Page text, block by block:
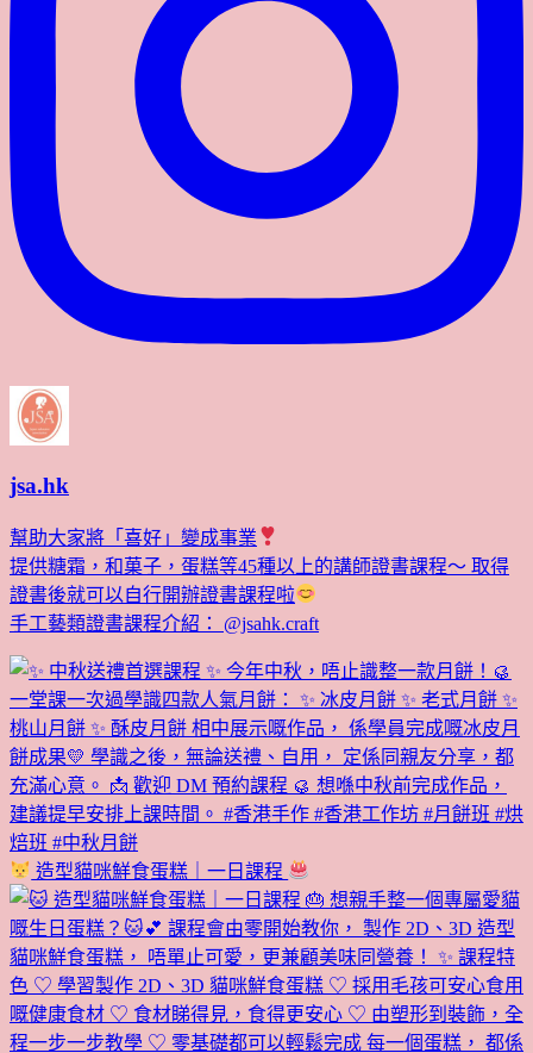
jsa.hk
幫助大家將「喜好」變成事業
提供糖霜，和菓子，蛋糕等45種以上的講師證書課程～ 取得
證書後就可以自行開辦證書課程啦
手工藝類證書課程介紹： @jsahk.craft
造型貓咪鮮食蛋糕｜一日課程